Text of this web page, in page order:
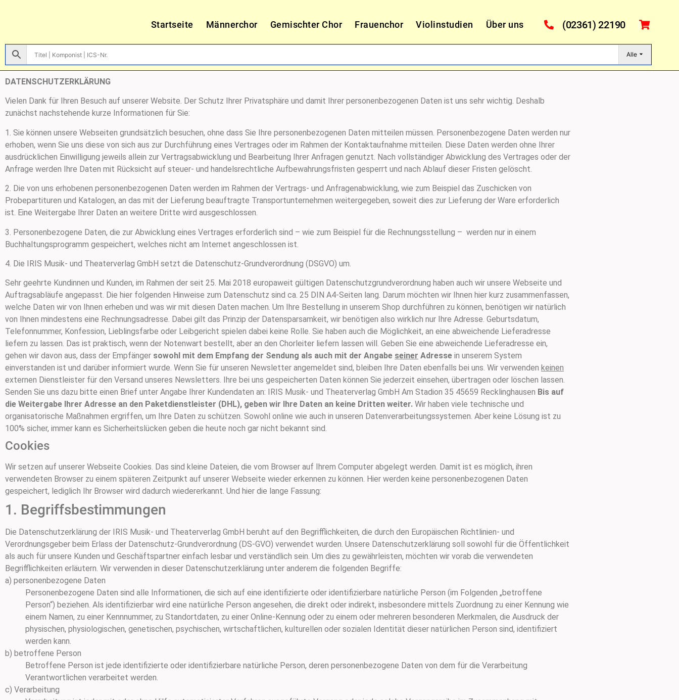
Startseite Männerchor Gemischter Chor Frauenchor Violinstudien Über uns (02361) 22190
Alle
DATENSCHUTZERKLÄRUNG
Vielen Dank für Ihren Besuch auf unserer Website. Der Schutz Ihrer Privatsphäre und damit Ihrer personenbezogenen Daten ist uns sehr wichtig. Deshalb
zunächst nachstehende kurze Informationen für Sie:
1. Sie können unsere Webseiten grundsätzlich besuchen, ohne dass Sie Ihre personenbezogenen Daten mitteilen müssen. Personenbezogene Daten werden nur
erhoben, wenn Sie uns diese von sich aus zur Durchführung eines Vertrages oder im Rahmen der Kontaktaufnahme mitteilen. Diese Daten werden ohne Ihrer
ausdrücklichen Einwilligung jeweils allein zur Vertragsabwicklung und Bearbeitung Ihrer Anfragen genutzt. Nach vollständiger Abwicklung des Vertrages oder der
Anfrage werden Ihre Daten mit Rücksicht auf steuer- und handelsrechtliche Aufbewahrungsfristen gesperrt und nach Ablauf dieser Fristen gelöscht.
2. Die von uns erhobenen personenbezogenen Daten werden im Rahmen der Vertrags- und Anfragenabwicklung, wie zum Beispiel das Zuschicken von
Probepartituren und Katalogen, an das mit der Lieferung beauftragte Transportunternehmen weitergegeben, soweit dies zur Lieferung der Ware erforderlich
ist. Eine Weitergabe Ihrer Daten an weitere Dritte wird ausgeschlossen.
3. Personenbezogene Daten, die zur Abwicklung eines Vertrages erforderlich sind – wie zum Beispiel für die Rechnungsstellung – werden nur in einem
Buchhaltungsprogramm gespeichert, welches nicht am Internet angeschlossen ist.
4. Die IRIS Musik- und Theaterverlag GmbH setzt die Datenschutz-Grundverordnung (DSGVO) um.
Sehr geehrte Kundinnen und Kunden, im Rahmen der seit 25. Mai 2018 europaweit gültigen Datenschutzgrundverordnung haben auch wir unsere Webseite und
Auftragsabläufe angepasst. Die hier folgenden Hinweise zum Datenschutz sind ca. 25 DIN A4-Seiten lang. Darum möchten wir Ihnen hier kurz zusammenfassen,
welche Daten wir von Ihnen erheben und was wir mit diesen Daten machen. Um Ihre Bestellung in unserem Shop durchführen zu können, benötigen wir natürlich
von Ihnen mindestens eine Rechnungsadresse. Dabei gilt das Prinzip der Datensparsamkeit, wir benötigen also wirklich nur Ihre Adresse. Geburtsdatum,
Telefonnummer, Konfession, Lieblingsfarbe oder Leibgericht spielen dabei keine Rolle. Sie haben auch die Möglichkeit, an eine abweichende Lieferadresse
liefern zu lassen. Das ist praktisch, wenn der Notenwart bestellt, aber an den Chorleiter liefern lassen will. Geben Sie eine abweichende Lieferadresse ein,
gehen wir davon aus, dass der Empfänger sowohl mit dem Empfang der Sendung als auch mit der Angabe seiner Adresse in unserem System
einverstanden ist und darüber informiert wurde. Wenn Sie für unseren Newsletter angemeldet sind, bleiben Ihre Daten ebenfalls bei uns. Wir verwenden keinen
externen Dienstleister für den Versand unseres Newsletters. Ihre bei uns gespeicherten Daten können Sie jederzeit einsehen, übertragen oder löschen lassen.
Senden Sie uns dazu bitte einen Brief unter Angabe Ihrer Kundendaten an: IRIS Musik- und Theaterverlag GmbH Am Stadion 35 45659 Recklinghausen Bis auf
die Weitergabe Ihrer Adresse an den Paketdienstleister (DHL), geben wir Ihre Daten an keine Dritten weiter. Wir haben viele technische und
organisatorische Maßnahmen ergriffen, um Ihre Daten zu schützen. Sowohl online wie auch in unseren Datenverarbeitungssystemen. Aber keine Lösung ist zu
100% sicher, immer kann es Sicherheitslücken geben die heute noch gar nicht bekannt sind.
Cookies
Wir setzen auf unserer Webseite Cookies. Das sind kleine Dateien, die vom Browser auf Ihrem Computer abgelegt werden. Damit ist es möglich, ihren
verwendeten Browser zu einem späteren Zeitpunkt auf unserer Webseite wieder erkennen zu können. Hier werden keine personenbezogenen Daten
gespeichert, lediglich Ihr Browser wird dadurch wiedererkannt. Und hier die lange Fassung:
1. Begriffsbestimmungen
Die Datenschutzerklärung der IRIS Musik- und Theaterverlag GmbH beruht auf den Begrifflichkeiten, die durch den Europäischen Richtlinien- und
Verordnungsgeber beim Erlass der Datenschutz-Grundverordnung (DS-GVO) verwendet wurden. Unsere Datenschutzerklärung soll sowohl für die Öffentlichkeit
als auch für unsere Kunden und Geschäftspartner einfach lesbar und verständlich sein. Um dies zu gewährleisten, möchten wir vorab die verwendeten
Begrifflichkeiten erläutern. Wir verwenden in dieser Datenschutzerklärung unter anderem die folgenden Begriffe:
a) personenbezogene Daten
Personenbezogene Daten sind alle Informationen, die sich auf eine identifizierte oder identifizierbare natürliche Person (im Folgenden „betroffene
Person“) beziehen. Als identifizierbar wird eine natürliche Person angesehen, die direkt oder indirekt, insbesondere mittels Zuordnung zu einer Kennung wie
einem Namen, zu einer Kennnummer, zu Standortdaten, zu einer Online-Kennung oder zu einem oder mehreren besonderen Merkmalen, die Ausdruck der
physischen, physiologischen, genetischen, psychischen, wirtschaftlichen, kulturellen oder sozialen Identität dieser natürlichen Person sind, identifiziert
werden kann.
b) betroffene Person
Betroffene Person ist jede identifizierte oder identifizierbare natürliche Person, deren personenbezogene Daten von dem für die Verarbeitung
Verantwortlichen verarbeitet werden.
c) Verarbeitung